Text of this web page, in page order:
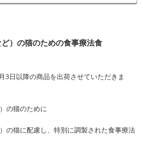
）の猫のための食事療法食
3日以降の商品を出荷させていただきま
の猫のために
の猫に配慮し、特別に調製された食事療法